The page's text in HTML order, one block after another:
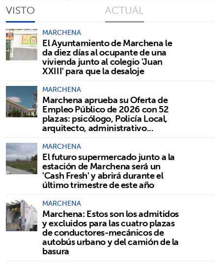
VISTO ACTUAL
MARCHENA
El Ayuntamiento de Marchena le
da diez días al ocupante de una
vivienda junto al colegio 'Juan
XXIII' para que la desaloje
MARCHENA
Marchena aprueba su Oferta de
Empleo Público de 2026 con 52
plazas: psicólogo, Policía Local,
arquitecto, administrativo...
MARCHENA
El futuro supermercado junto a la
estación de Marchena será un
'Cash Fresh' y abrirá durante el
último trimestre de este año
MARCHENA
Marchena: Estos son los admitidos
y excluidos para las cuatro plazas
de conductores-mecánicos de
autobús urbano y del camión de la
basura